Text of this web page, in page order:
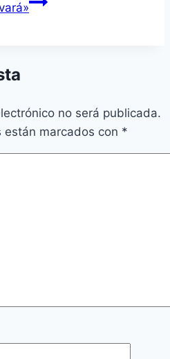
no será publicada.
están marcados con *